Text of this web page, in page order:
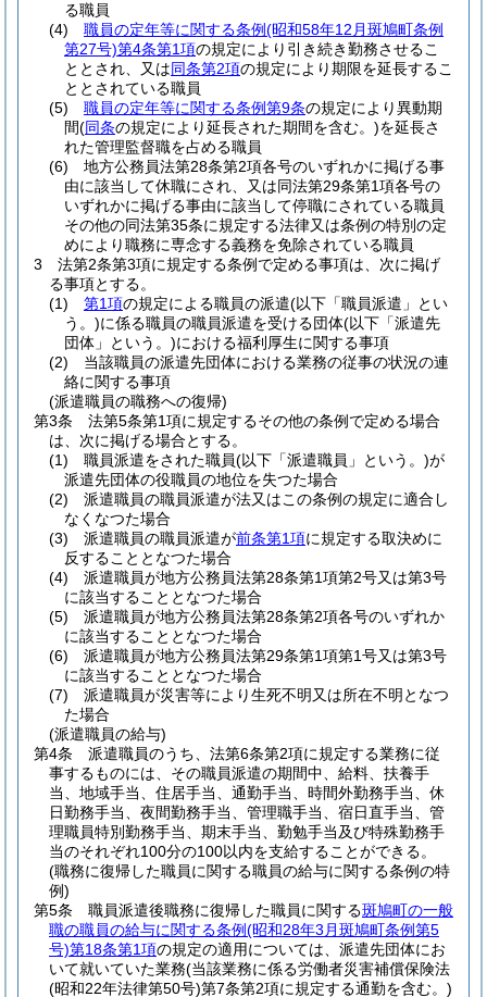
る職員
(4)
職員の定年等に関する条例(昭和58年12月斑鳩町条例
第27号)第4条第1項の規定により引き続き勤務させるこ
ととされ、又は同条第2項の規定により期限を延長するこ
ととされている職員
(5)
職員の定年等に関する条例第9条の規定により異動期
間(同条の規定により延長された期間を含む。)を延長さ
れた管理監督職を占める職員
(6)
地方公務員法第28条第2項各号のいずれかに掲げる事
由に該当して休職にされ、又は同法第29条第1項各号の
いずれかに掲げる事由に該当して停職にされている職員
その他の同法第35条に規定する法律又は条例の特別の定
めにより職務に専念する義務を免除されている職員
3
法第2条第3項に規定する条例で定める事項は、次に掲げ
る事項とする。
(1)
第1項の規定による職員の派遣(以下「職員派遣」とい
う。)に係る職員の職員派遣を受ける団体(以下「派遣先
団体」という。)における福利厚生に関する事項
(2)
当該職員の派遣先団体における業務の従事の状況の連
絡に関する事項
(派遣職員の職務への復帰)
第3条
法第5条第1項に規定するその他の条例で定める場合
は、次に掲げる場合とする。
(1)
職員派遣をされた職員(以下「派遣職員」という。)が
派遣先団体の役職員の地位を失つた場合
(2)
派遣職員の職員派遣が法又はこの条例の規定に適合し
なくなつた場合
(3)
派遣職員の職員派遣が前条第1項に規定する取決めに
反することとなつた場合
(4)
派遣職員が地方公務員法第28条第1項第2号又は第3号
に該当することとなつた場合
(5)
派遣職員が地方公務員法第28条第2項各号のいずれか
に該当することとなつた場合
(6)
派遣職員が地方公務員法第29条第1項第1号又は第3号
に該当することとなつた場合
(7)
派遣職員が災害等により生死不明又は所在不明となつ
た場合
(派遣職員の給与)
第4条
派遣職員のうち、法第6条第2項に規定する業務に従
事するものには、その職員派遣の期間中、給料、扶養手
当、地域手当、住居手当、通勤手当、時間外勤務手当、休
日勤務手当、夜間勤務手当、管理職手当、宿日直手当、管
理職員特別勤務手当、期末手当、勤勉手当及び特殊勤務手
当のそれぞれ100分の100以内を支給することができる。
(職務に復帰した職員に関する職員の給与に関する条例の特
例)
第5条
職員派遣後職務に復帰した職員に関する斑鳩町の一般
職の職員の給与に関する条例(昭和28年3月斑鳩町条例第5
号)第18条第1項の規定の適用については、派遣先団体にお
いて就いていた業務(当該業務に係る労働者災害補償保険法
(昭和22年法律第50号)第7条第2項に規定する通勤を含む。)